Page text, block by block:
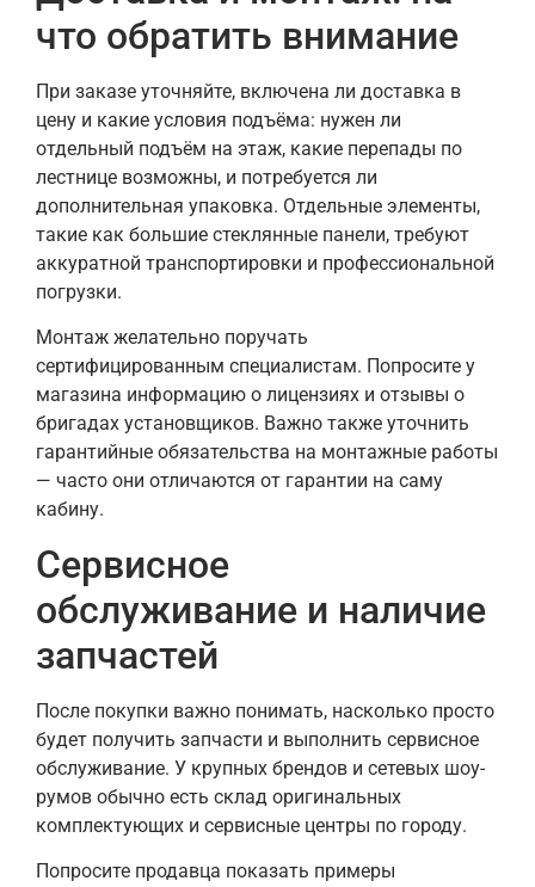
что обратить внимание
При заказе уточняйте, включена ли доставка в
цену и какие условия подъёма: нужен ли
отдельный подъём на этаж, какие перепады по
лестнице возможны, и потребуется ли
дополнительная упаковка. Отдельные элементы,
такие как большие стеклянные панели, требуют
аккуратной транспортировки и профессиональной
погрузки.
Монтаж желательно поручать
сертифицированным специалистам. Попросите у
магазина информацию о лицензиях и отзывы о
бригадах установщиков. Важно также уточнить
гарантийные обязательства на монтажные работы
— часто они отличаются от гарантии на саму
кабину.
Сервисное
обслуживание и наличие
запчастей
После покупки важно понимать, насколько просто
будет получить запчасти и выполнить сервисное
обслуживание. У крупных брендов и сетевых шоу-
румов обычно есть склад оригинальных
комплектующих и сервисные центры по городу.
Попросите продавца показать примеры